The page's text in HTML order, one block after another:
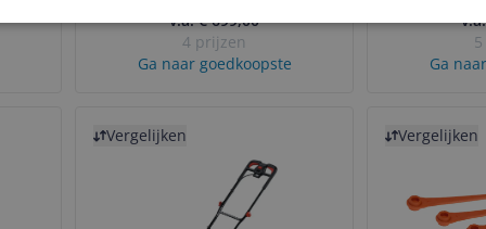
v.a. € 699,00
4 prijzen
Ga naar goedkoopste
Ga
Vergelijken Vergelijken